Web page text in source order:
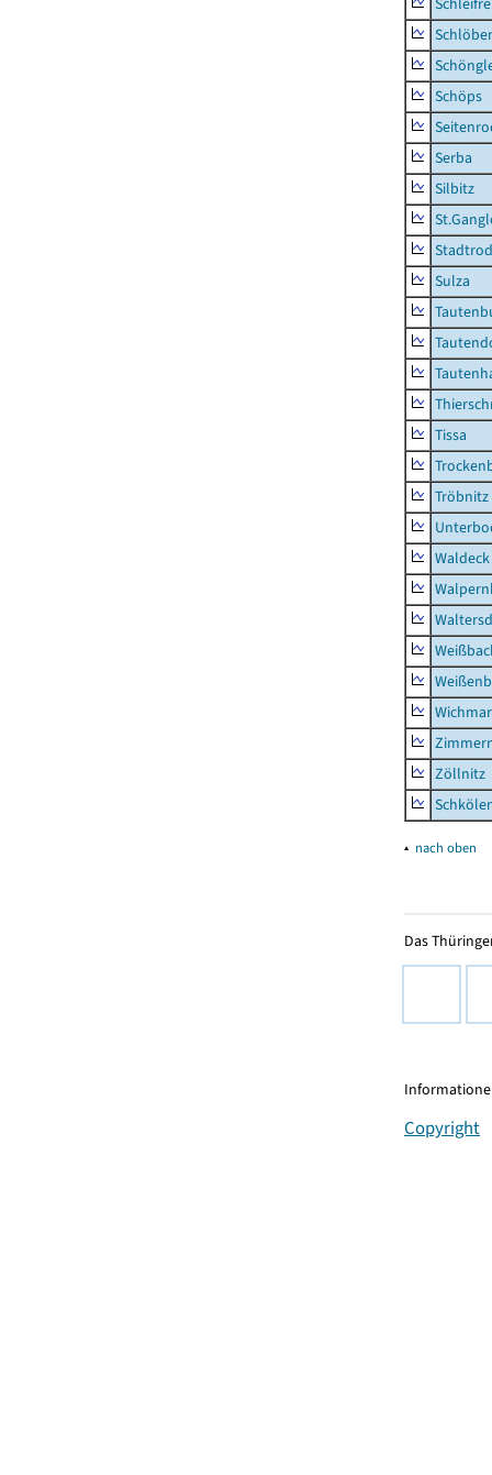
Schöps
Serba
Silbitz
Sulza
Tissa
Tröbnitz
Waldeck
Wichmar
Zöllnitz
▴ nach oben
Das
Copyright